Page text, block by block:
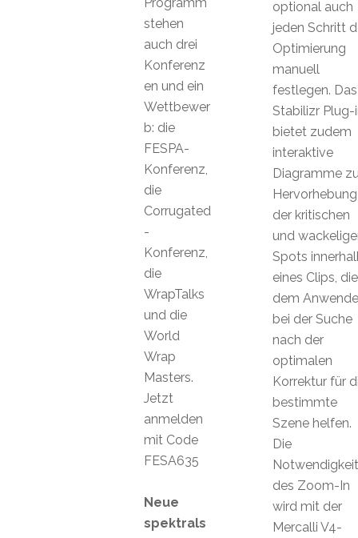
optional auch
jeden Schritt
Optimierung
manuell
festlegen. Das
Stabilizr Plug-
bietet zudem
interaktive
Diagramme
Hervorhebung
der kritischen
und
Spots
eines Clips, die
dem
bei der Suche
nach der
optimalen
Korrektur für
bestimmte
Szene helfen.
Die
Notwendigkeit
des Zoom-In
wird mit der
Mercalli V4-
stehen
auch drei
Konferenz
en und ein
Wettbewer
b: die
FESPA-
Konferenz,
die
Corrugated
-
Konferenz,
die
WrapTalks
und die
World
Wrap
Masters.
Jetzt
anmelden
mit Code
FESA635
Neue
spektrals